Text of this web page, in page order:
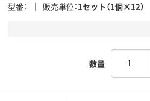
型番 販売単位 1セット（1個×12）
数量